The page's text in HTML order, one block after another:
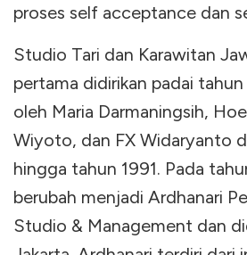
proses self acceptance dan
Studio Tari dan Karawitan
pertama didirikan padai
oleh Maria Darmaningsih,
Wiyoto, dan FX Widaryanto
hingga tahun 1991. Pada
berubah menjadi Ardhanari
Studio & Management dan